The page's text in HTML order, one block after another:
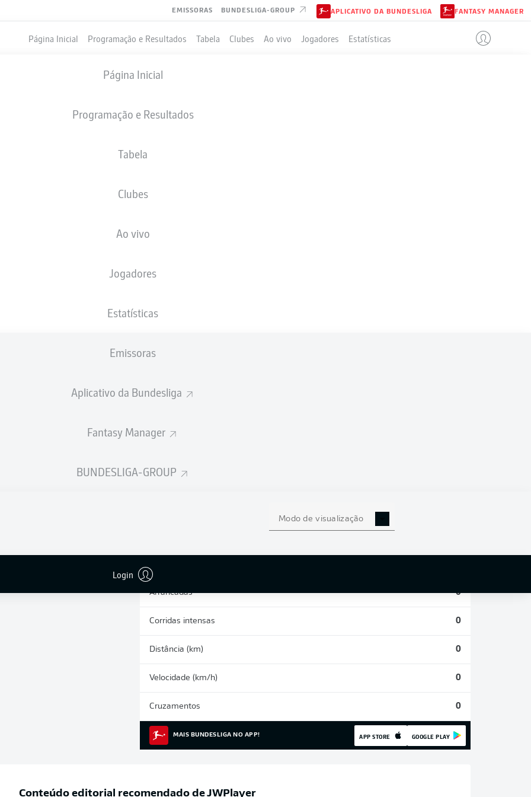
EMISSORAS BUNDESLIGA-GROUP APLICATIVO DA BUNDESLIGA FANTASY MANAGER
Página Inicial Programação e Resultados Tabela Clubes Ao vivo Jogadores Estatísticas
Página Inicial
Programação e Resultados
Tabela
Clubes
Ao vivo
Jogadores
Estatísticas
Emissoras
Aplicativo da Bundesliga
Fantasy Manager
BUNDESLIGA-GROUP
Modo de visualização
Login
19.07.2006
DA TEMPORADA 2026/2027
Arrancadas 0
Corridas intensas 0
Distância (km) 0
Velocidade (km/h) 0
Cruzamentos 0
MAIS BUNDESLIGA NO APP! APP STORE GOOGLE PLAY
Conteúdo editorial recomendado deJWPlayer